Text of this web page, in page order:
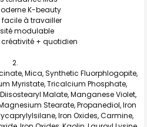
K-beauty
facile à travailler
modulable
+ quotidien
Mica, Synthetic Fluorphlogopite,
Myristate, Tricalcium Phosphate,
Malate, Manganese Violet,
Stearate, Propanediol, Iron
Iron Oxides, Carmine,